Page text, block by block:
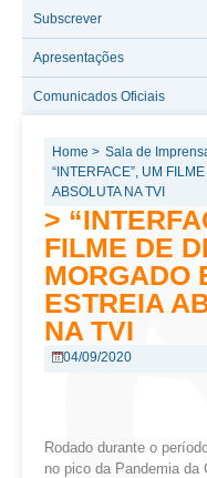
Subscrever
Apresentações
Comunicados Oficiais
Home > Sala de
“INTERFACE”, UM
ABSOLUTA NA TVI
>
FILME DE
MORGADO
ESTREIA
NA TVI
04/09/2020
Rodado durante o
no pico da Pandemia da